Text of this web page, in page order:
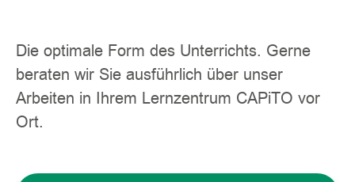
Die optimale Form des Unterrichts. Gerne
beraten wir Sie ausführlich über unser
Arbeiten in Ihrem Lernzentrum CAPiTO vor
Ort.